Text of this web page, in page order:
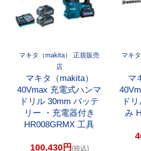
マキタ（makita） 正規販売
店
マキタ（makita）
40Vmax 充電式ハンマ
ドリル 30mm バッテ
リー ・充電器付き
HR008GRMX 工具
100,430円 (税込)
マキ
マ
ド
み